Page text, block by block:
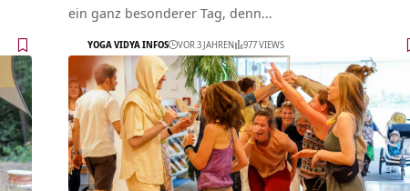
ein ganz besonderer Tag, denn…
YOGA VIDYA INFOS VOR 3 JAHREN 977 VIEWS